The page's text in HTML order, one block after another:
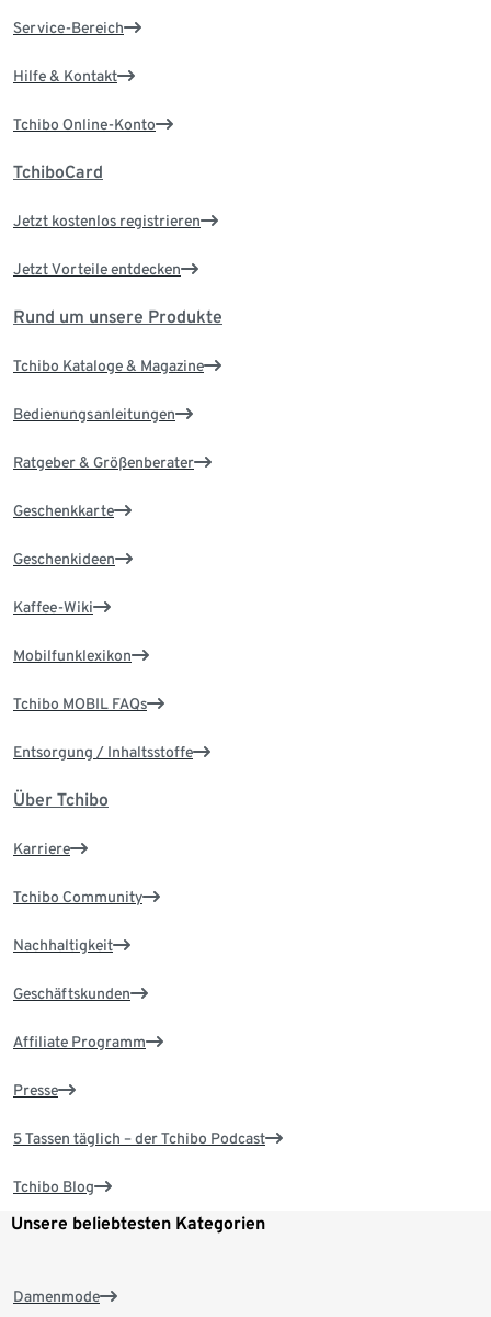
Service-Bereich
Hilfe & Kontakt
Tchibo Online-Konto
TchiboCard
Jetzt kostenlos registrieren
Jetzt Vorteile entdecken
Rund um unsere Produkte
Tchibo Kataloge & Magazine
Bedienungsanleitungen
Ratgeber & Größenberater
Geschenkkarte
Geschenkideen
Kaffee-Wiki
Mobilfunklexikon
Tchibo MOBIL FAQs
Entsorgung / Inhaltsstoffe
Über Tchibo
Karriere
Tchibo Community
Nachhaltigkeit
Geschäftskunden
Affiliate Programm
Presse
5 Tassen täglich – der Tchibo Podcast
Tchibo Blog
Unsere beliebtesten Kategorien
Damenmode